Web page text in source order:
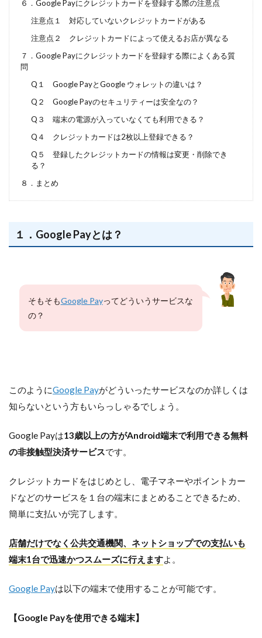
６．Google Payにクレジットカードを登録する際の注意点
注意点１ 対応していないクレジットカードがある
注意点２ クレジットカードによって使えるお店が異なる
７．Google Payにクレジットカードを登録する際によくある質
問
Q１ Google PayとGoogle ウォレットの違いは？
Q２ Google Payのセキュリティーは安全なの？
Q３ 端末の電源が入っていなくても利用できる？
Q４ クレジットカードは2枚以上登録できる？
Q５ 登録したクレジットカードの情報は変更・削除でき
る？
８．まとめ
１．Google Payとは？
そもそもGoogle Payってどういうサービスな
の？
このようにGoogle Payがどういったサービスなのか詳しくは
知らないという方もいらっしゃるでしょう。
Google Payは13歳以上の方がAndroid端末で利用できる無料
の非接触型決済サービスです。
クレジットカードをはじめとし、電子マネーやポイントカー
ドなどのサービスを１台の端末にまとめることできるため、
簡単に支払いが完了します。
店舗だけでなく公共交通機関、ネットショップでの支払いも
端末1台で迅速かつスムーズに行えます よ。
Google Payは以下の端末で使用することが可能です。
【Google Payを使用できる端末】